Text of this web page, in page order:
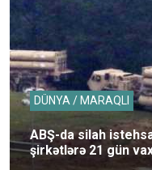
DÜNYA / MARAQLI
ABŞ-da silah
şirkətlərə 21 gün